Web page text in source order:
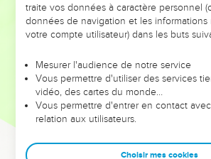
ET SI LEURS ERREURS POUVAIENT
VOTRES ?
leur foi ou leur vision. Mais on voit moins
et les saisons difficiles qu'ils ont traversés,
sont elles qui les ont
Dans cette conférence, leaders,
clés pour avancer avec plus de sagesse
traite vos données à caractère personnel
données de navigation et les informations
votre compte utilisateur) dans les buts
Mesurer l'audience de notre service
Vous permettre d'utiliser des services
vidéo, des cartes du monde…
Vous permettre d'entrer en contact
relation aux utilisateurs.
Choisir mes cookies